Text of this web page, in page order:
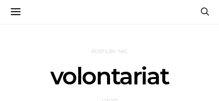
POSTS BY TAG
volontariat